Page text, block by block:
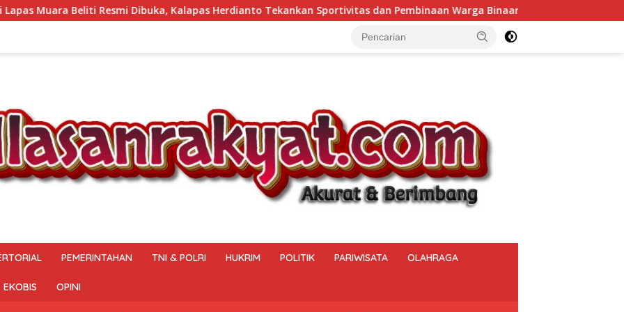
Kalapas Herdianto Tekankan Sportivitas dan Pembinaan Warga Binaan. Bukan Sekadar Menjaga Keamanan,
PEMERINTAHAN TNI & POLRI HUKRIM POLITIK PARIWISATA OLAHRAGA
EKOBIS OPINI